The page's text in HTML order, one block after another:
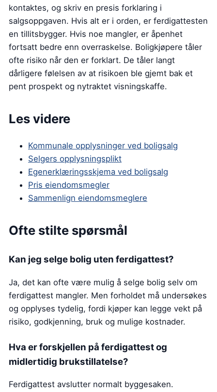
kontaktes, og skriv en presis forklaring i
salgsoppgaven. Hvis alt er i orden, er ferdigattesten
en tillitsbygger. Hvis noe mangler, er åpenhet
fortsatt bedre enn overraskelse. Boligkjøpere tåler
ofte risiko når den er forklart. De tåler langt
dårligere følelsen av at risikoen ble gjemt bak et
pent prospekt og nytraktet visningskaffe.
Les videre
Kommunale opplysninger ved boligsalg
Selgers opplysningsplikt
Egenerklæringsskjema ved boligsalg
Pris eiendomsmegler
Sammenlign eiendomsmeglere
Ofte stilte spørsmål
Kan jeg selge bolig uten ferdigattest?
Ja, det kan ofte være mulig å selge bolig selv om
ferdigattest mangler. Men forholdet må undersøkes
og opplyses tydelig, fordi kjøper kan legge vekt på
risiko, godkjenning, bruk og mulige kostnader.
Hva er forskjellen på ferdigattest og
midlertidig brukstillatelse?
Ferdigattest avslutter normalt byggesaken.